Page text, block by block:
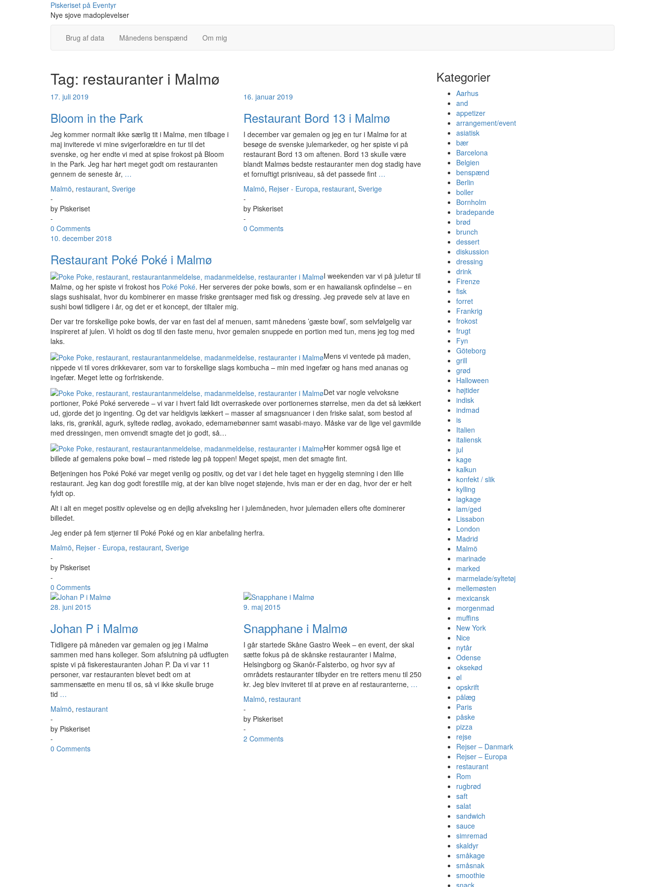
Piskeriset på Eventyr
Nye sjove madoplevelser
Brug af data Månedens benspænd Om mig
Tag: restauranter i Malmø
17. juli 2019
Bloom in the Park
Jeg kommer normalt ikke særlig tit i Malmø, men tilbage i
maj inviterede vi mine svigerforældre en tur til det
svenske, og her endte vi med at spise frokost på Bloom
in the Park. Jeg har hørt meget godt om restauranten
gennem de seneste år, …
Malmö, restaurant, Sverige
-
by Piskeriset
-
0 Comments
16. januar 2019
Restaurant Bord 13 i Malmø
I december var gemalen og jeg en tur i Malmø for at
besøge de svenske julemarkeder, og her spiste vi på
restaurant Bord 13 om aftenen. Bord 13 skulle være
blandt Malmøs bedste restauranter men dog stadig have
et fornuftigt prisniveau, så det passede fint …
Malmö, Rejser - Europa, restaurant, Sverige
-
by Piskeriset
-
0 Comments
10. december 2018
Restaurant Poké Poké i Malmø
I weekenden var vi på juletur til
Malmø, og her spiste vi frokost hos Poké Poké. Her serveres der poke bowls, som er en hawaiiansk opfindelse – en
slags sushisalat, hvor du kombinerer en masse friske grøntsager med fisk og dressing. Jeg prøvede selv at lave en
sushi bowl tidligere i år, og det er et koncept, der tiltaler mig.
Der var tre forskellige poke bowls, der var en fast del af menuen, samt månedens ’gæste bowl’, som selvfølgelig var
inspireret af julen. Vi holdt os dog til den faste menu, hvor gemalen snuppede en portion med tun, mens jeg tog med
laks.
Mens vi ventede på maden,
nippede vi til vores drikkevarer, som var to forskellige slags kombucha – min med ingefær og hans med ananas og
ingefær. Meget lette og forfriskende.
Det var nogle velvoksne
portioner, Poké Poké serverede – vi var i hvert fald lidt overraskede over portionernes størrelse, men da det så lækkert
ud, gjorde det jo ingenting. Og det var heldigvis lækkert – masser af smagsnuancer i den friske salat, som bestod af
laks, ris, grønkål, agurk, syltede rødløg, avokado, edemamebønner samt wasabi-mayo. Måske var de lige vel gavmilde
med dressingen, men omvendt smagte det jo godt, så…
Her kommer også lige et
billede af gemalens poke bowl – med ristede løg på toppen! Meget spøjst, men det smagte fint.
Betjeningen hos Poké Poké var meget venlig og positiv, og det var i det hele taget en hyggelig stemning i den lille
restaurant. Jeg kan dog godt forestille mig, at der kan blive noget støjende, hvis man er der en dag, hvor der er helt
fyldt op.
Alt i alt en meget positiv oplevelse og en dejlig afveksling her i julemåneden, hvor julemaden ellers ofte dominerer
billedet.
Jeg ender på fem stjerner til Poké Poké og en klar anbefaling herfra.
Malmö, Rejser - Europa, restaurant, Sverige
-
by Piskeriset
-
0 Comments
28. juni 2015
Johan P i Malmø
Tidligere på måneden var gemalen og jeg i Malmø
sammen med hans kolleger. Som afslutning på udflugten
spiste vi på fiskerestauranten Johan P. Da vi var 11
personer, var restauranten blevet bedt om at
sammensætte en menu til os, så vi ikke skulle bruge
tid …
Malmö, restaurant
-
by Piskeriset
-
0 Comments
9. maj 2015
Snapphane i Malmø
I går startede Skåne Gastro Week – en event, der skal
sætte fokus på de skånske restauranter i Malmø,
Helsingborg og Skanôr-Falsterbo, og hvor syv af
områdets restauranter tilbyder en tre retters menu til 250
kr. Jeg blev inviteret til at prøve en af restauranterne, …
Malmö, restaurant
-
by Piskeriset
-
2 Comments
Kategorier
Aarhus
and
appetizer
arrangement/event
asiatisk
bær
Barcelona
Belgien
benspænd
Berlin
boller
Bornholm
bradepande
brød
brunch
dessert
diskussion
dressing
drink
Firenze
fisk
forret
Frankrig
frokost
frugt
Fyn
Göteborg
grill
grød
Halloween
højtider
indisk
indmad
is
Italien
italiensk
jul
kage
kalkun
konfekt / slik
kylling
lagkage
lam/ged
Lissabon
London
Madrid
Malmö
marinade
marked
marmelade/syltetøj
mellemøsten
mexicansk
morgenmad
muffins
New York
Nice
nytår
Odense
oksekød
øl
opskrift
pålæg
Paris
påske
pizza
rejse
Rejser – Danmark
Rejser – Europa
restaurant
Rom
rugbrød
saft
salat
sandwich
sauce
simremad
skaldyr
småkage
småsnak
smoothie
snack